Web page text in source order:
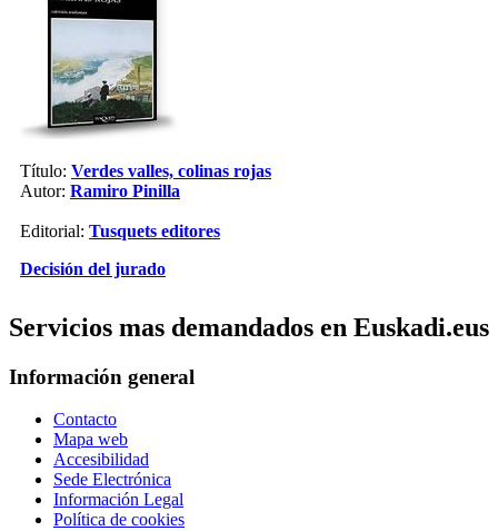
Título: Verdes valles, colinas rojas
Autor: Ramiro Pinilla
Editorial: Tusquets editores
Decisión del jurado
Servicios mas demandados en Euskadi.eus
Información general
Contacto
Mapa web
Accesibilidad
Sede Electrónica
Información Legal
Política de cookies